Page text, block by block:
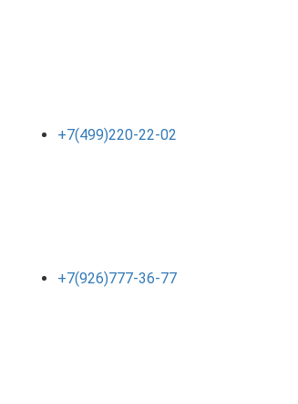
+7(499)220-22-02
+7(926)777-36-77